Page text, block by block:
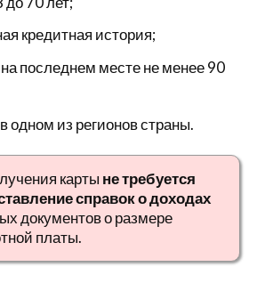
кредитная история;
последнем месте не менее 90
одном из регионов страны.
карты не требуется
справок о доходах
документов о размере
платы.